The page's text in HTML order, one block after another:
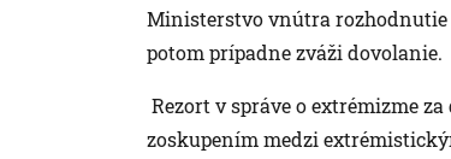
Ministerstvo vnútra rozhodnutie
potom prípadne zváži dovolanie.
Rezort v správe o extrémizme
zoskupením medzi